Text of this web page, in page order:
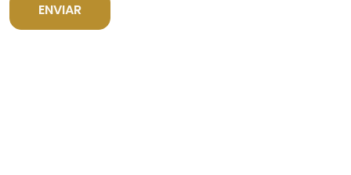
ENVIAR